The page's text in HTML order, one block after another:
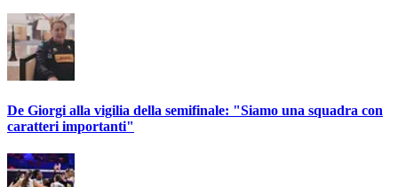
De Giorgi alla vigilia della semifinale: "Siamo una squadra con
caratteri importanti"